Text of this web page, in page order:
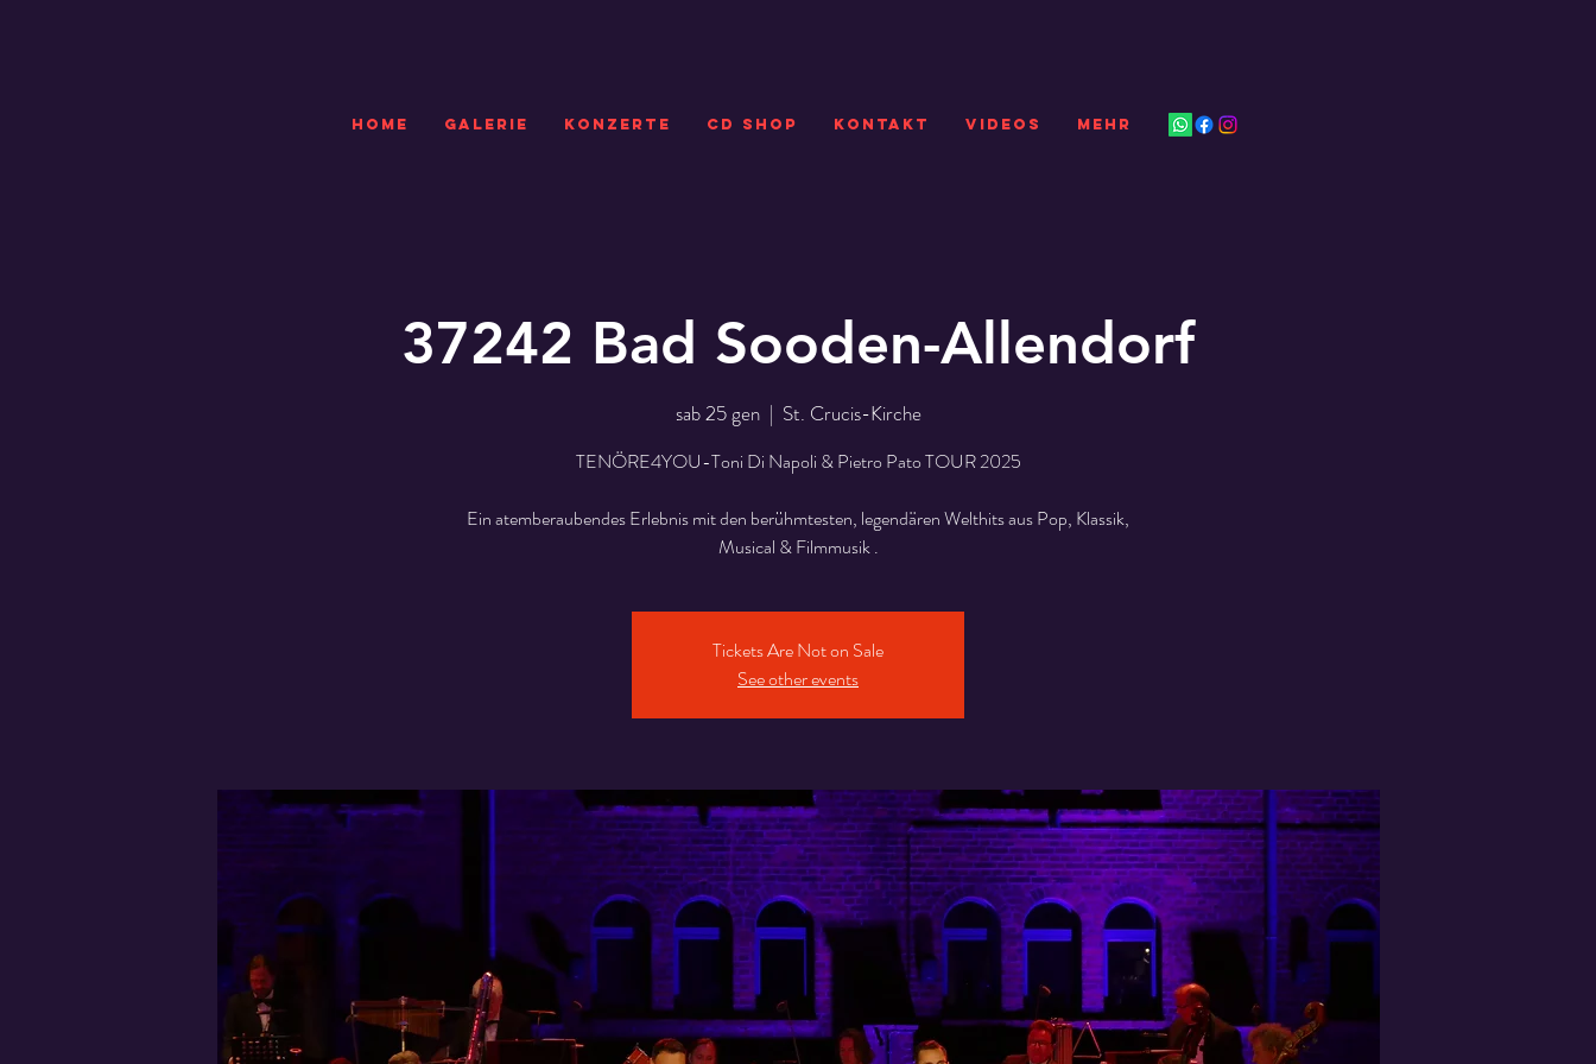
HOME GALERIE KONZERTE CD SHOP Kontakt VIDEOS Mehr
37242 Bad Sooden-Allendorf
sab 25 gen
  |
St. Crucis-Kirche
TENÖRE4YOU-Toni Di Napoli & Pietro Pato TOUR 2025
Ein atemberaubendes Erlebnis mit den berühmtesten, legendären Welthits aus Pop, Klassik,
Musical & Filmmusik .
Tickets Are Not on Sale
See other events